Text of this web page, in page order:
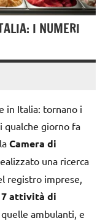
I NUMERI
in Italia: tornano i
qualche giorno fa
Camera di
una ricerca
registro imprese,
attività di
ambulanti, e